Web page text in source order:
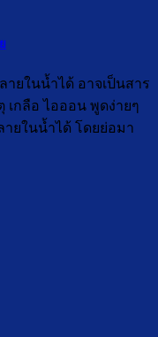
ยในน้ำได้ อาจเป็นสาร
กลือ ไอออน พูดง่ายๆ
ยในน้ำได้ โดยย่อมา